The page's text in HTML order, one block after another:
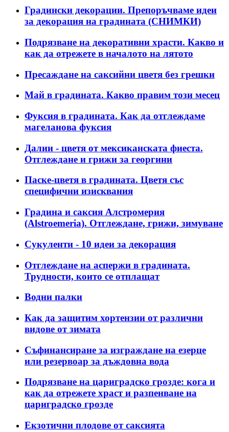
Градински декорации. Препоръчваме идеи
за декорация на градината (СНИМКИ)
Подрязване на декоративни храсти. Какво и
как да отрежете в началото на лятото
Пресаждане на саксийни цветя без грешки
Май в градината. Какво правим този месец
Фуксия в градината. Как да отглеждаме
магеланова фуксия
Далии - цветя от мексиканската фиеста.
Отглеждане и грижи за георгини
Паске-цветя в градината. Цветя със
специфични изисквания
Градина и саксия Алстромерия
(Alstroemeria). Отглеждане, грижи, зимуване
Сукуленти - 10 идеи за декорация
Отглеждане на аспержи в градината.
Трудности, които се отплащат
Водни палки
Как да защитим хортензии от различни
видове от зимата
Съфинансиране за изграждане на езерце
или резервоар за дъждовна вода
Подрязване на цариградско грозде: кога и
как да отрежете храст и разпенване на
цариградско грозде
Екзотични плодове от саксията